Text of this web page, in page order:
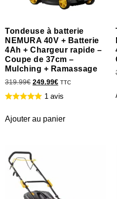
Tondeuse à batterie
NEMURA 40V + Batterie
4Ah + Chargeur rapide –
Coupe de 37cm –
Mulching + Ramassage
319.99€ 249.99€ TTC
1 avis
Ajouter au panier